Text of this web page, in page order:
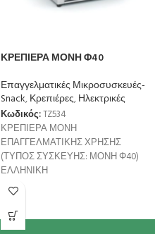
ΚΡΕΠΙΕΡΑ ΜΟΝΗ Φ40
Επαγγελματικές Μικροσυσκευές-
Snack,Κρεπιέρες,Ηλεκτρικές
Κωδικός:TZ534
ΚΡΕΠΙΕΡΑ ΜΟΝΗ
ΕΠΑΓΓΕΛΜΑΤΙΚΗΣ ΧΡΗΣΗΣ
(ΤΥΠΟΣ ΣΥΣΚΕΥΗΣ: ΜΟΝΗ Φ40)
ΕΛΛΗΝΙΚΗ
ΚΑΤΑΣΚΕΥΗ: ΤΖΕΛΕΠΗΣ Θ. & ΣΙΑ
ΟΕ ΤΕΧΝΙΚΑ ΧΑΡΑΚΤΗΡΙΣΤΙΚΑ
Ισχύς: 3000W/230V